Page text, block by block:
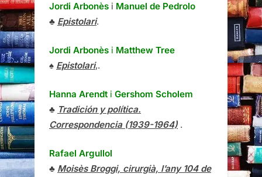
Jordi Arbonès i Manuel de Pedrolo
♣ Epistolari.
Jordi Arbonès i Matthew Tree
♠ Epistolari,.
Hanna Arendt i Gershom Scholem
♣ Tradición y política.
Correspondencia (1939-1964) .
Rafael Argullol
♣ Moisès Broggi, cirurgià, l’any 104 de